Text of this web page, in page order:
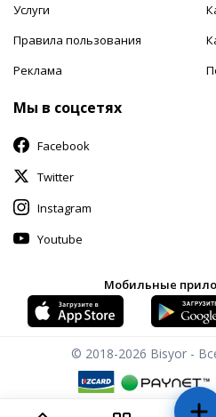
Услуги
Правила пользования
Реклама
Мы в соцсетях
Facebook
Twitter
Instagram
Youtube
Мобильные
© 2018-2026 Bisyor -